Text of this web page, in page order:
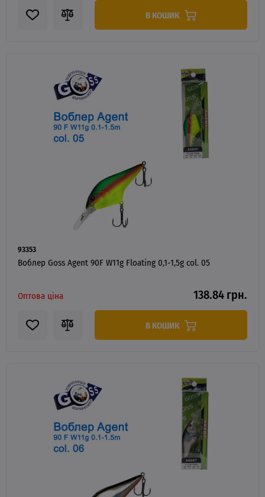
В КОШИК
93353
Воблер Goss Agent 90F W11g Floating 0,1-1,5g col. 05
Оптова ціна 138.84 грн.
В КОШИК